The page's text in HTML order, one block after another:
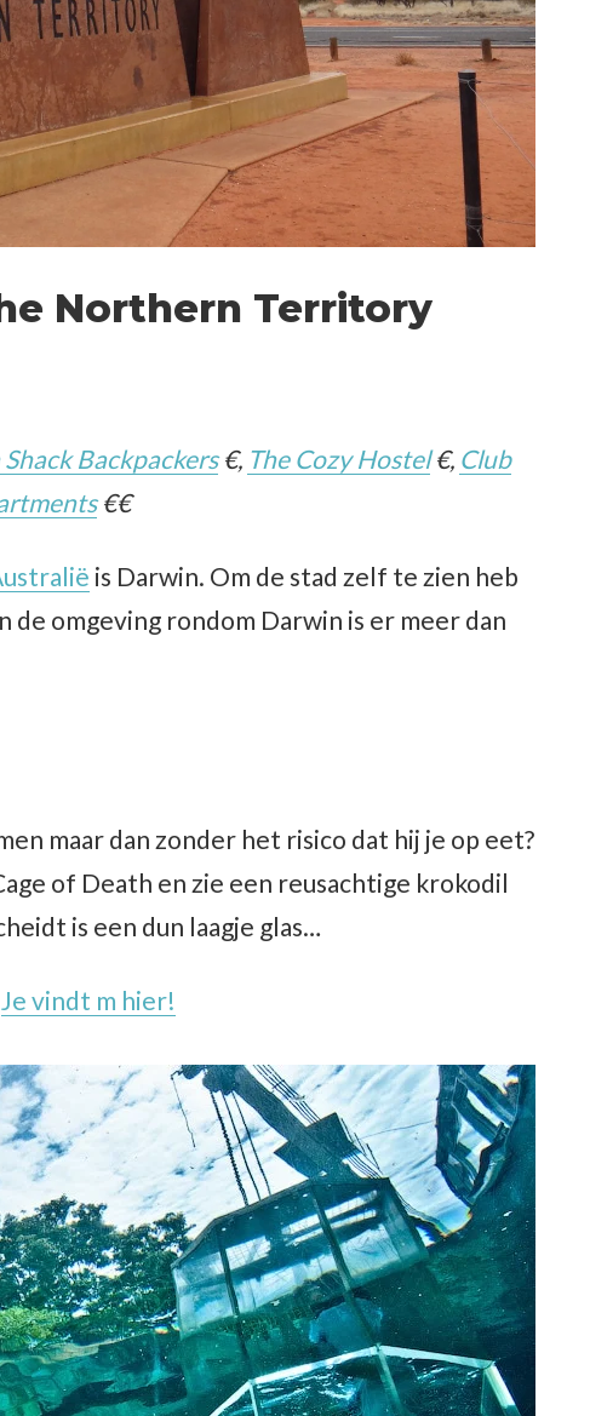
Northern Territory
Shack Backpackers€, The Cozy Hostel€, Club
€€
is Darwin. Om de stad zelf te zien heb
de omgeving rondom Darwin is er meer dan
maar dan zonder het risico dat hij je op eet?
of Death en zie een reusachtige krokodil
is een dun laagje glas…
Je vindt m hier!